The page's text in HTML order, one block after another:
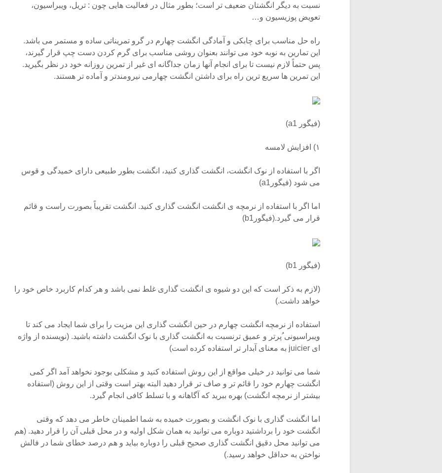
نسبت به دیگر انگشتان ضعیف تر است؛ بطور مثال در فعالیت هایی چون : تریل، ویبراسیون،
تعویض پوزیسیون و…
راه حل مناسب برای چابکی و آمادگی انگشت چهارم در گرو تمریناتی ساده و مستمر می باشد.
این تمارین به نوبه خود می توانند بعنوان روشی مناسب برای گرم کردن دست چپ قرار گیرند،
پس حتماً لازم نیست تا برای انجام آنها زمان جداگانه ای غیر از تمرین روزانه خود در نظر بگیرید.
این تمرین ها سریع ترین راه برای داشتن انگشت چهارمی نیرومندتر و آماده تر هستند.
(فیگور a1)
۱) افزایش لامسه
اگر با استفاده از نوک انگشت، انگشت گذاری کنید، انگشت بطور طبیعی دارای خمیدگی و قوس
می شود (فیگورa1)
اما اگر با استفاده از نرمچه ی انگشت انگشت گذاری کنید. انگشت تقریباً بصورت راست و قائم
قرار می گیرد.(فیگورb1)
(فیگور b1)
(لازم به ذکر است که این دو شیوه ی انگشت گذاری غلط نمی باشد و هر کدام کاربرد خاص خود را
خواهد داشت.)
استفاده از نرمچه انگشت چهارم در حین انگشت گذاری این مزیت را برای شما ایجاد می کند تا
ویبراسیونی ُپرتر و عمیق ترنسبت به انگشت گذاری با نوک انگشت داشته باشید. (نویسنده از واژه
ای juicier به معنای آبدار تر استفاده کرده است)
شما می توانید در خیلی مواقع از این روش استفاده کنید و مشکلی بوجود نخواهد آمد اگر کمی
انگشت چهارم خود را قائم تر و صاف تر قرار دهید البته بهتر است وقتی از این روش (استفاده
بیشتر از نرمچه انگشت) بهره ببرید که آگاهانه و با تسلط کافی انجام گیرد.
اما انگشت گذاری با نوک انگشت و بصورت خمیده به شما اطمینان خاطر می دهد که وقتی
انگشت خود را برداشتید دوباره می توانید به همان شکل اولیه و در محل قبلی آن را قرار دهید. (هم
می توانید محل دقیق انگشت گذاری صحیح قبلی را دوباره بیاید و هم درصد خطای شما در فالش
نواختن به حداقل خواهد رسید.)